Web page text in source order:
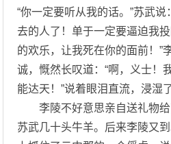
“你一定要听从我的话。”苏武
去的人了！单于一定要逼迫我
的欢乐，让我死在你的面前！”
诚，慨然长叹道：“啊，义士！
能达天！”说着眼泪直流，浸湿
李陵不好意思亲自送礼物给
苏武几十头牛羊。后来李陵又